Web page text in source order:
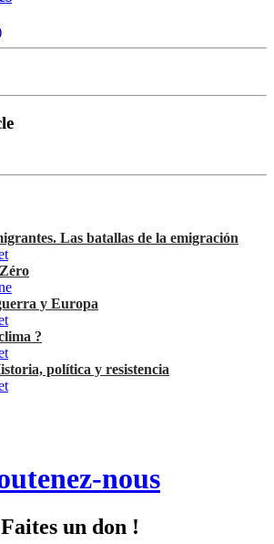
Las batallas de la emigración
y Europa
?
política y resistencia
nous
Faites un don !